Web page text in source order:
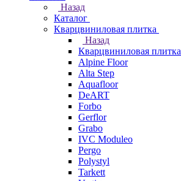
Назад
Каталог
Кварцвиниловая плитка
Назад
Кварцвиниловая плитка
Alpine Floor
Alta Step
Aquafloor
DeART
Forbo
Gerflor
Grabo
IVC Moduleo
Pergo
Polystyl
Tarkett